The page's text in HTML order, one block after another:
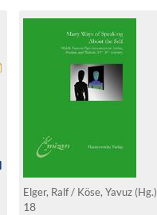
Elger, Ralf / Köse, Yavuz (Hg.)
18